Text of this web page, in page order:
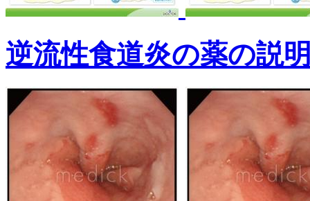
逆流性食道炎の薬の説